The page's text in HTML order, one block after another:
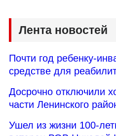
Лента новостей
Почти год ребенку-
средстве для
Досрочно отключили
части Ленинского
Ушел из жизни 100-